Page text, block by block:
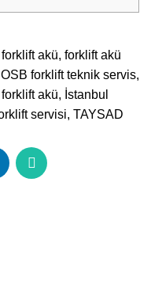
akü, forklift akü
forklift teknik servis,
akü, İstanbul
servisi, TAYSAD